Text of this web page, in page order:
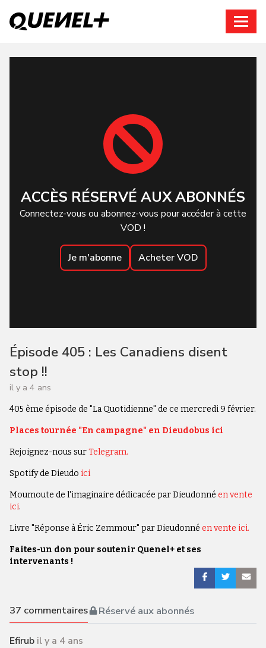
ACCÈS RÉSERVÉ AUX ABONNÉS
Connectez-vous ou abonnez-vous pour accéder à cette
VOD !
Je m'abonne Acheter VOD
Épisode 405 : Les Canadiens disent
stop !!
il y a 4 ans
405 ème épisode de "La Quotidienne" de ce mercredi 9 février.
Places tournée "En campagne" en Dieudobus ici
Rejoignez-nous surTelegram.
Spotify de Dieudo ici
Moumoute de l'imaginaire dédicacée par Dieudonné en vente
ici.
Livre "Réponse à Éric Zemmour" par Dieudonné en vente ici.
Faites-un don pour soutenir Quenel+ et ses
intervenants !
37 commentaires Réservé aux abonnés
Efirub il y a 4 ans